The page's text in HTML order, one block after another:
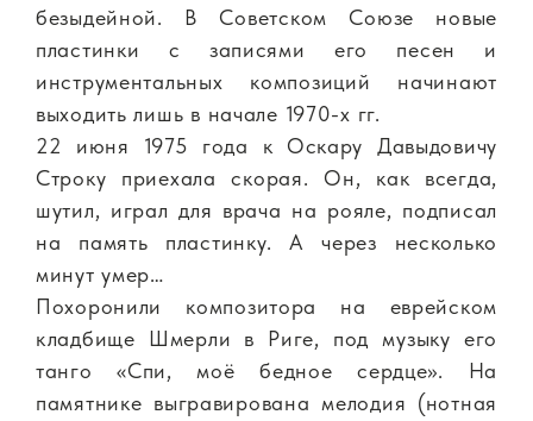
безыдейной. В Советском Союзе новые
пластинки с записями его песен и
инструментальных композиций начинают
выходить лишь в начале 1970-х гг.
22 июня 1975 года к Оскару Давыдовичу
Строку приехала скорая. Он, как всегда,
шутил, играл для врача на рояле, подписал
на память пластинку. А через несколько
минут умер…
Похоронили композитора на еврейском
кладбище Шмерли в Риге, под музыку его
танго «Спи, моё бедное сердце». На
памятнике выгравирована мелодия (нотная